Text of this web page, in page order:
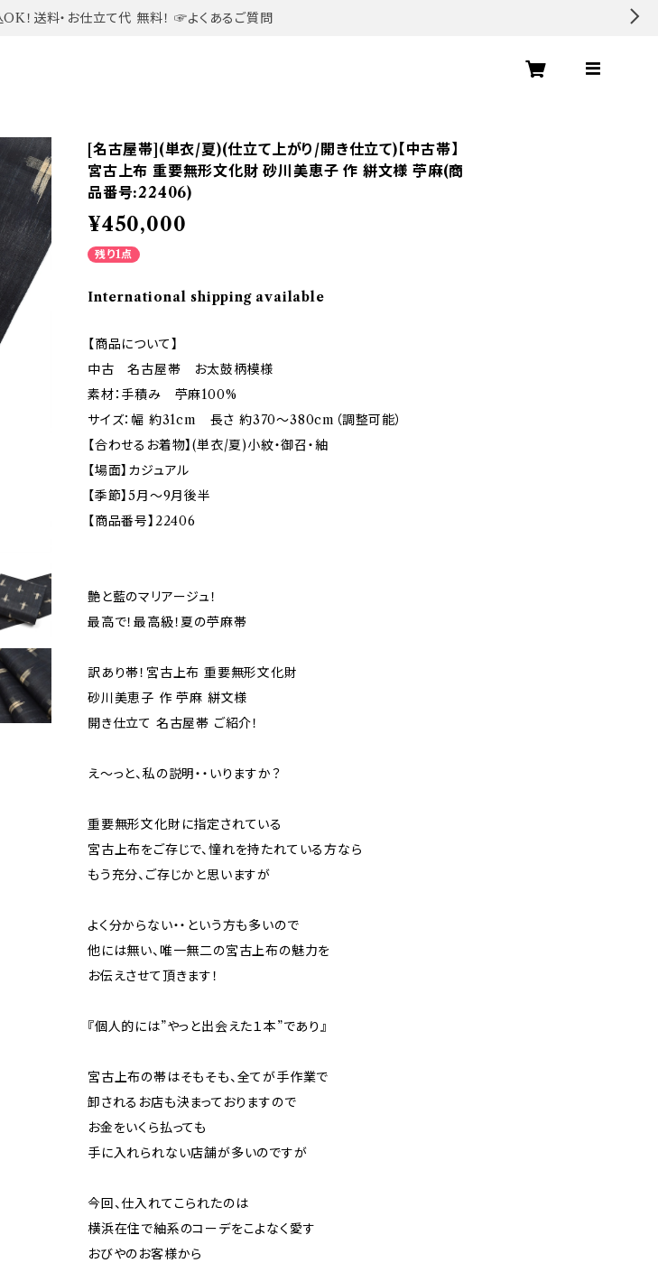
！送料・お仕立て代 無料！ ☞よくあるご質問
[名古屋帯](単衣/夏)(仕立て上がり/開き仕立て)【中古帯】
宮古上布 重要無形文化財 砂川美恵子 作 絣文様 苧麻(商
品番号:22406)
¥450,000
残り1点
International shipping available
【商品について】
中古 名古屋帯 お太鼓柄模様
素材：手積み 苧麻100%
サイズ：幅 約31cm 長さ 約370～380cm（調整可能）
【合わせるお着物】(単衣/夏)小紋・御召・紬
【場面】カジュアル
【季節】5月～9月後半
【商品番号】22406
艶と藍のマリアージュ！
最高で！最高級！夏の苧麻帯
訳あり帯！宮古上布 重要無形文化財
砂川美恵子 作 苧麻 絣文様
開き仕立て 名古屋帯 ご紹介！
え～っと、私の説明・・いりますか？
重要無形文化財に指定されている
宮古上布をご存じで、憧れを持たれている方なら
もう充分、ご存じかと思いますが
よく分からない・・という方も多いので
他には無い、唯一無二の宮古上布の魅力を
お伝えさせて頂きます！
『個人的には”やっと出会えた１本”であり』
宮古上布の帯はそもそも、全てが手作業で
卸されるお店も決まっておりますので
お金をいくら払っても
手に入れられない店舗が多いのですが
今回、仕入れてこられたのは
横浜在住で紬系のコーデをこよなく愛す
おびやのお客様から